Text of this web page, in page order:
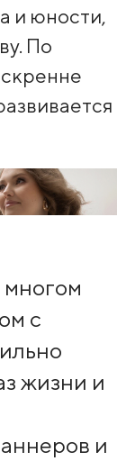
и юности,
По
многом
с
жизни и
и